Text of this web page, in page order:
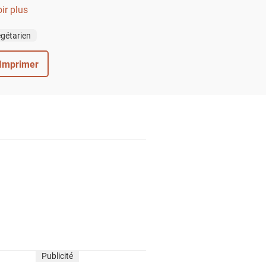
pistache à tomber !
plus
Imprimer
Publicité